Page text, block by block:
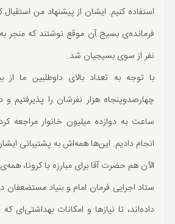
استفاده کنیم. ایشان از پیشنهاد من
فرمانده‌ی بسیج آن موقع نوشتند که
نفر از سوی بسیجیان شد.
با توجه به تعداد بالای داوطلبین ما
چهارصدوپنجاه هزار نفرشان را پذیرفتیم و
ساعت به دوازده میلیون خانوار مراجعه
انجام دادیم. این‌ها همه‌اش به پشتیبانی
الآن هم حضرت آقا برای مبارزه با کرونا،
ستاد اجرایی فرمان امام و بنیاد مستضعفان
داده‌اند، تا نیاز‌ها و امکانات بهداشتی‌ای